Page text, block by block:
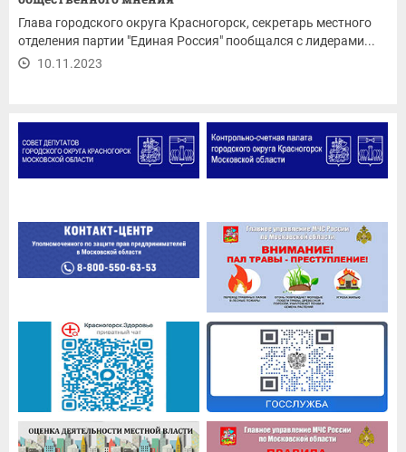
Глава городского округа Красногорск, секретарь местного
отделения партии "Единая Россия" пообщался с лидерами...
10.11.2023